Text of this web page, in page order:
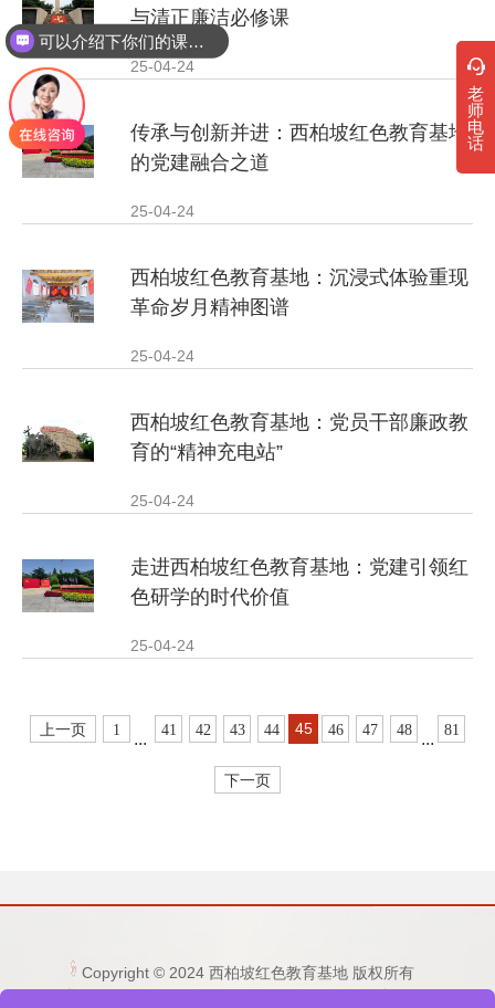
与清正廉洁必修课
25-04-24
传承与创新并进：西柏坡红色教育基地
的党建融合之道
25-04-24
西柏坡红色教育基地：沉浸式体验重现
革命岁月精神图谱‌
25-04-24
西柏坡红色教育基地：党员干部廉政教
育的“精神充电站”
25-04-24
走进西柏坡红色教育基地：党建引领红
色研学的时代价值
25-04-24
上一页 1 ... 41 42 43 44 45 46 47 48 ... 81
下一页
Copyright © 2024 西柏坡红色教育基地 版权所有
老
师
电
话